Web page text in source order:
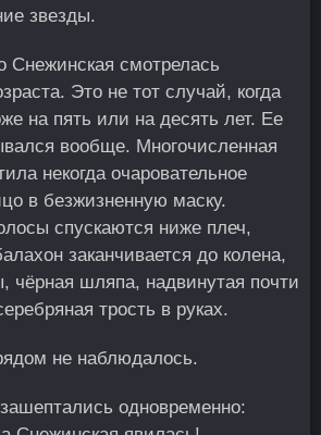
звезды.
Снежинская смотрелась
Это не тот случай, когда
на пять или на десять лет. Ее
вообще. Многочисленная
некогда очаровательное
в безжизненную маску.
спускаются ниже плеч,
заканчивается до колена,
чёрная шляпа, надвинутая почти
трость в руках.
не наблюдалось.
одновременно: